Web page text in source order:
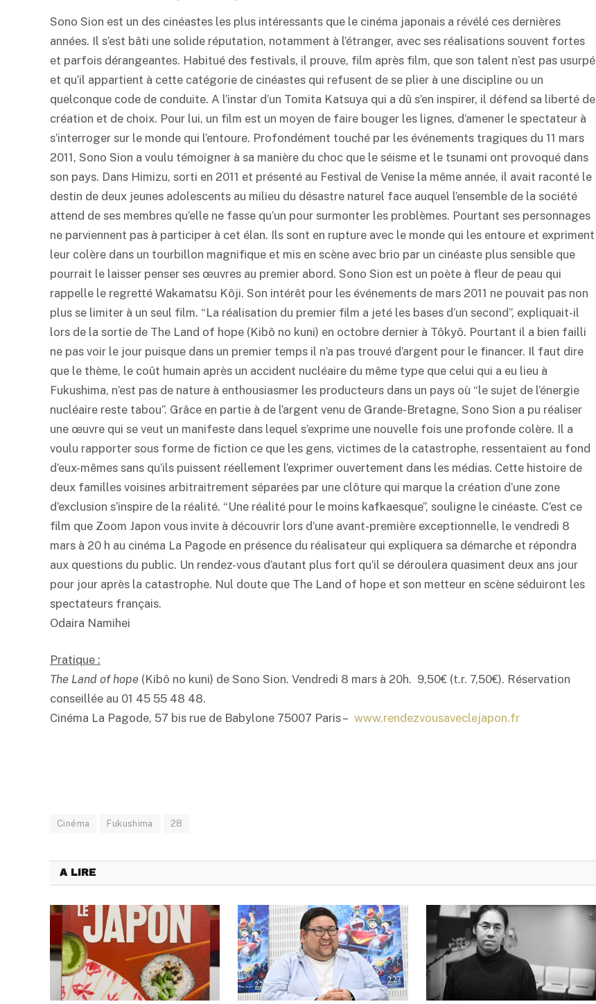
Sono Sion est un des cinéastes les plus intéressants que le cinéma japonais a révélé ces dernières
années. Il s’est bâti une solide réputation, notamment à l’étranger, avec ses réalisations souvent fortes
et parfois dérangeantes. Habitué des festivals, il prouve, film après film, que son talent n’est pas usurpé
et qu’il appartient à cette catégorie de cinéastes qui refusent de se plier à une discipline ou un
quelconque code de conduite. A l’instar d’un Tomita Katsuya qui a dû s’en inspirer, il défend sa liberté de
création et de choix. Pour lui, un film est un moyen de faire bouger les lignes, d’amener le spectateur à
s’interroger sur le monde qui l’entoure. Profondément touché par les événements tragiques du 11 mars
2011, Sono Sion a voulu témoigner à sa manière du choc que le séisme et le tsunami ont provoqué dans
son pays. Dans Himizu, sorti en 2011 et présenté au Festival de Venise la même année, il avait raconté le
destin de deux jeunes adolescents au milieu du désastre naturel face auquel l’ensemble de la société
attend de ses membres qu’elle ne fasse qu’un pour surmonter les problèmes. Pourtant ses personnages
ne parviennent pas à participer à cet élan. Ils sont en rupture avec le monde qui les entoure et expriment
leur colère dans un tourbillon magnifique et mis en scène avec brio par un cinéaste plus sensible que
pourrait le laisser penser ses œuvres au premier abord. Sono Sion est un poète à fleur de peau qui
rappelle le regretté Wakamatsu Kôji. Son intérêt pour les événements de mars 2011 ne pouvait pas non
plus se limiter à un seul film. “La réalisation du premier film a jeté les bases d’un second”, expliquait-il
lors de la sortie de The Land of hope (Kibô no kuni) en octobre dernier à Tôkyô. Pourtant il a bien failli
ne pas voir le jour puisque dans un premier temps il n’a pas trouvé d’argent pour le financer. Il faut dire
que le thème, le coût humain après un accident nucléaire du même type que celui qui a eu lieu à
Fukushima, n’est pas de nature à enthousiasmer les producteurs dans un pays où “le sujet de l’énergie
nucléaire reste tabou”. Grâce en partie à de l’argent venu de Grande-Bretagne, Sono Sion a pu réaliser
une œuvre qui se veut un manifeste dans lequel s’exprime une nouvelle fois une profonde colère. Il a
voulu rapporter sous forme de fiction ce que les gens, victimes de la catastrophe, ressentaient au fond
d’eux-mêmes sans qu’ils puissent réellement l’exprimer ouvertement dans les médias. Cette histoire de
deux familles voisines arbitraitrement séparées par une clôture qui marque la création d’une zone
d’exclusion s’inspire de la réalité. “Une réalité pour le moins kafkaesque”, souligne le cinéaste. C’est ce
film que Zoom Japon vous invite à découvrir lors d’une avant-première exceptionnelle, le vendredi 8
mars à 20 h au cinéma La Pagode en présence du réalisateur qui expliquera sa démarche et répondra
aux questions du public. Un rendez-vous d’autant plus fort qu’il se déroulera quasiment deux ans jour
pour jour après la catastrophe. Nul doute que The Land of hope et son metteur en scène séduiront les
spectateurs français.
Odaira Namihei
Pratique :
The Land of hope (Kibô no kuni) de Sono Sion. Vendredi 8 mars à 20h. 9,50€ (t.r. 7,50€). Réservation
conseillée au 01 45 55 48 48.
Cinéma La Pagode, 57 bis rue de Babylone 75007 Paris – www.rendezvousaveclejapon.fr
Cinéma Fukushima 28
A LIRE